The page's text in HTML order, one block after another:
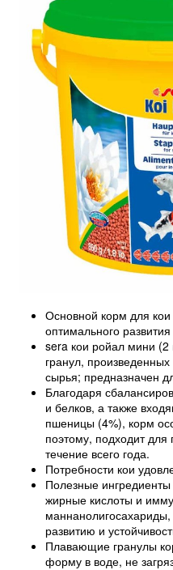
Основной корм для
оптимального развития
sera кои ройал мини (2
гранул,
сырья; предназначен
Благодаря
и белков, а также
пшеницы (4%), корм
поэтому, подходит
течение всего года.
Потребности кои
Полезные
жирные кислоты и
развитию и
Плавающие гранулы
форму в воде, не